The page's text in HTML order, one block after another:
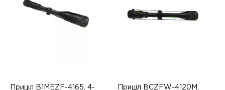
Приціл B1MEZF-4165, 4-
Приціл BCZFW-4120M,